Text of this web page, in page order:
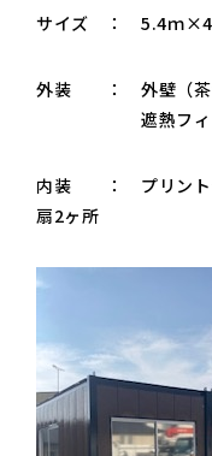
サイズ ： 5.4ｍ
外装 ： 外壁（茶色
遮熱フィル
内装 ： プリント合
扇2ヶ所